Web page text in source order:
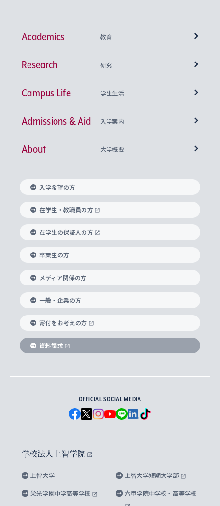
Academics 教育
学部
神学部
文学部
総合人間科学部
経済学部
外国語学部
総合グローバル学部
国際教養学部
理工学部
Futures） – 持続可能な未来を考える６学科連携
興味から学科を探す
上智大学の全学共通教育
基盤教育センター
キリスト教人間学
身体知
思考と表現
データサイエンス
上智大学の語学教育
言語教育研究センター
上智大学のグローバル教育
グローバル教育センター
上智大学で学ぶ
海外で学ぶ
学びのサポート
大学院
神学研究科
実践宗教学研究科
総合人間科学研究科
経済学研究科
グローバル・スタディーズ研究科
助産学専攻科
生涯学習
Research 研究
研究所 等
キリスト教文化研究所
中世思想研究所
国際言語情報研究所
グローバル・コンサーン研究所
比較文化研究所
ヨーロッパ研究所
アジア文化研究所
アメリカ・カナダ研究所
メディア・ジャーナリズム研究所
水稀少社会研究センター
先進機械・構造材料イノベーションセンター
Sophia Open Research Weeks (SORW)
産官学連携
知的財産
研究支援制度
重点領域研究・自由課題研究
研究活動に関する法令・研究費の使用について
Campus Life 学生生活
学期区分と授業時間割
課外活動
課外教育プログラム
ボランティア活動
グローバルな学びのコミュニティ
学生の相談窓口
心身の健康相談
ハラスメント防止の取り組み
障がいのある学生への支援
キャリア形成サポート
キャリア形成支援プログラム
就職（内定先）・進路統計
企業の採用ご担当者様へのご案内
住まいのサポート
Admissions & Aid 入学案内
上智大学で取得できる学位
入れの方針）
科目等履修生
研究生・外国人特別研究生・国費留学生
交換留学生(海外大学から上智大学で学ぶ)
ノンディグリー生
Sophia Short-term Program受講生
学費・奨学金
学部入学前に出願する奨学金
国による高等教育の修学支援新制度
大学院生対象の奨学金
海外留学する際の費用と奨学金
About 大学概要
理事長・学長メッセージ
学長・副学長紹介
上智大学の精神
上智大学の理念
上智大学の沿革
ソフィア・アーカイブズ
上智大学とカトリック
グローバルエンゲージメント
上智大学を訪れた世界の知性
国連Weeks・アフリカWeeks
ダイバーシティ＆サステナビリティへの取り組み
上智大学公式ソーシャルメディア
学校法人上智学院について
数字で見る上智大学
上智大学のネットワーク
父母・保証人とのネットワーク
学外とのネットワーク
上智大学の出版物
上智大学大学案内・大学院案内
英文広報誌 SOPHIA magazine
上智大学のビジュアル・アイデンティティ
上智大学ビジュアル・アイデンティティ
上智大学校歌 ・上智大学学生歌
上智大学への取材・キャンパスでの撮影について
上智大学の公開情報
上智大学の教育研究活動等の情報公表
キャンパス案内
入学希望の方
在学生・教職員の方
在学生の保証人の方
卒業生の方
メディア関係の方
一般・企業の方
寄付をお考えの方
資料請求
OFFICIAL SOCIAL MEDIA
学校法人上智学院
上智大学 上智大学短期大学部
栄光学園中学高等学校 六甲学院中学校・高等学校